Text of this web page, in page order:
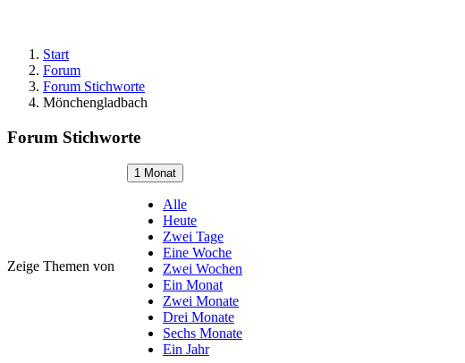
Start
Forum
Forum Stichworte
Mönchengladbach
Forum Stichworte
Zeige Themen von
1 Monat
Alle
Heute
Zwei Tage
Eine Woche
Zwei Wochen
Ein Monat
Zwei Monate
Drei Monate
Sechs Monate
Ein Jahr